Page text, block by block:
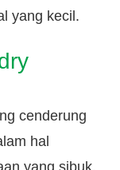
yang kecil.
cenderung
hal